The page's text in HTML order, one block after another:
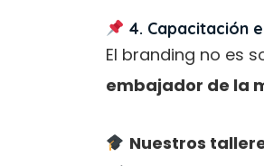
4. Capacitación
El branding no es
embajador de la
Nuestros